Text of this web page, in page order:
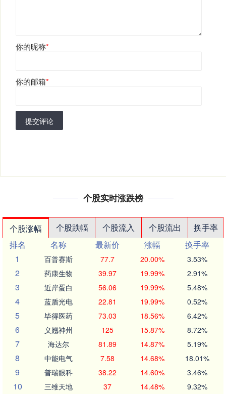
你的昵称*
你的邮箱*
提交评论
个股实时涨跌榜
个股涨幅 个股跌幅 个股流入 个股流出
换手率
排名
名称 最新价 涨幅
换手率
1
百普赛斯 77.7 20.00% 3.53%
2 药康生物 39.97 19.99% 2.91%
3 近岸蛋白 56.06 19.99% 5.48%
4 蓝盾光电 22.81 19.99% 0.52%
5 毕得医药 73.03 18.56% 6.42%
6 义翘神州 125 15.87% 8.72%
7 海达尔 81.89 14.87% 5.19%
8 中能电气 7.58 14.68% 18.01%
9 普瑞眼科 38.22 14.60% 3.46%
10 三维天地 37 14.48% 9.32%